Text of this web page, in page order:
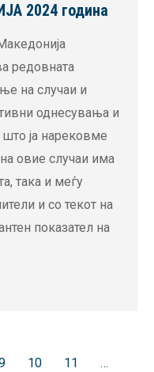
2024 година
редовната
на случаи и
однесувања и
што ја нарековме
овие случаи има
така и меѓу
и со текот на
показател на
10 11
…